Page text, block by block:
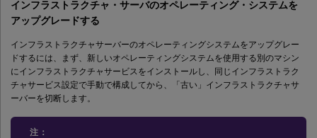
インフラストラクチャ・サーバのオペレーティング・システムを
アップグレードする
インフラストラクチャサーバーのオペレーティングシステムをアップグレー
ドするには、まず、新しいオペレーティングシステムを使用する別のマシン
にインフラストラクチャサービスをインストールし、同じインフラストラク
チャサービス設定で手動で構成してから、「古い」インフラストラクチャサ
ーバーを切断します。
注：